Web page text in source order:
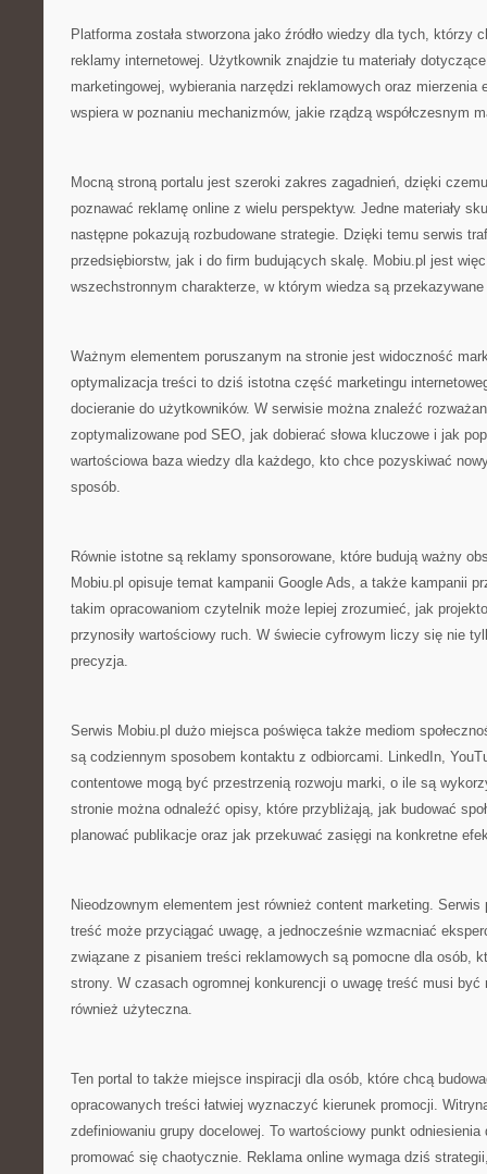
Platforma została stworzona jako źródło wiedzy dla tych, którzy
reklamy internetowej. Użytkownik znajdzie tu materiały
marketingowej, wybierania narzędzi reklamowych oraz mierzenia
wspiera w poznaniu mechanizmów, jakie rządzą współczesnym
Mocną stroną portalu jest szeroki zakres zagadnień, dzięki
poznawać reklamę online z wielu perspektyw. Jedne materiały
następne pokazują rozbudowane strategie. Dzięki temu serwis
przedsiębiorstw, jak i do firm budujących skalę. Mobiu.pl jest
wszechstronnym charakterze, w którym wiedza są
Ważnym elementem poruszanym na stronie jest widoczność
optymalizacja treści to dziś istotna część marketingu
docieranie do użytkowników. W serwisie można znaleźć
zoptymalizowane pod SEO, jak dobierać słowa kluczowe i jak
wartościowa baza wiedzy dla każdego, kto chce pozyskiwać
sposób.
Równie istotne są reklamy sponsorowane, które budują ważny
Mobiu.pl opisuje temat kampanii Google Ads, a także kampanii
takim opracowaniom czytelnik może lepiej zrozumieć, jak
przynosiły wartościowy ruch. W świecie cyfrowym liczy się nie
precyzja.
Serwis Mobiu.pl dużo miejsca poświęca także mediom
są codziennym sposobem kontaktu z odbiorcami. LinkedIn,
contentowe mogą być przestrzenią rozwoju marki, o ile są
stronie można odnaleźć opisy, które przybliżają, jak budować
planować publikacje oraz jak przekuwać zasięgi na konkretne
Nieodzownym elementem jest również content marketing.
treść może przyciągać uwagę, a jednocześnie wzmacniać
związane z pisaniem treści reklamowych są pomocne dla osób,
strony. W czasach ogromnej konkurencji o uwagę treść musi
również użyteczna.
Ten portal to także miejsce inspiracji dla osób, które chcą
opracowanych treści łatwiej wyznaczyć kierunek promocji.
zdefiniowaniu grupy docelowej. To wartościowy punkt
promować się chaotycznie. Reklama online wymaga dziś